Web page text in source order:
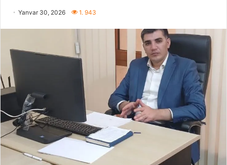
Yanvar 30, 2026 1. 943